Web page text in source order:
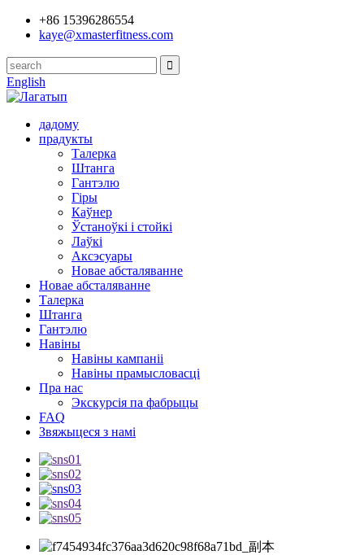
+86 15396286554
kaye@xmasterfitness.com
English
дадому
прадукты
Талерка
Штанга
Гантэлю
Гіры
Каўнер
Ўстаноўкі і стойкі
Лаўкі
Аксэсуары
Новае абсталяванне
Новае абсталяванне
Талерка
Штанга
Гантэлю
Навіны
Навіны кампаніі
Навіны прамысловасці
Пра нас
Экскурсія па фабрыцы
FAQ
Звяжыцеся з намі